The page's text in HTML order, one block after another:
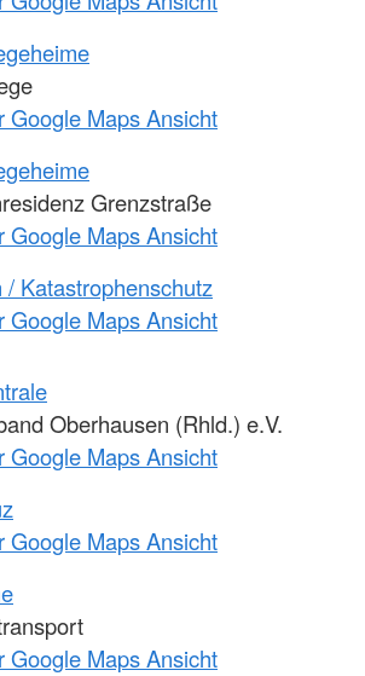
Google Maps Ansicht
Grenzstraße
Google Maps Ansicht
/ Katastrophenschutz
Google Maps Ansicht
Oberhausen (Rhld.) e.V.
Google Maps Ansicht
Google Maps Ansicht
Google Maps Ansicht